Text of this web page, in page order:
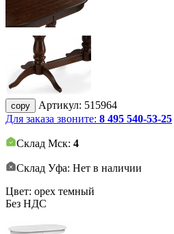
copy Артикул: 515964
Для заказа звоните: 8 495 540-53-25
Склад Мск: 4
Склад Уфа: Нет в наличии
Цвет: орех темный
Без НДС